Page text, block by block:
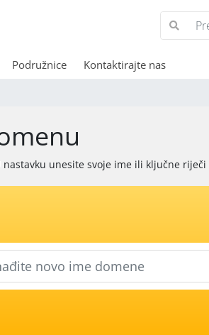
Podružnice Kontaktirajte nas
nastavku unesite svoje ime ili ključne